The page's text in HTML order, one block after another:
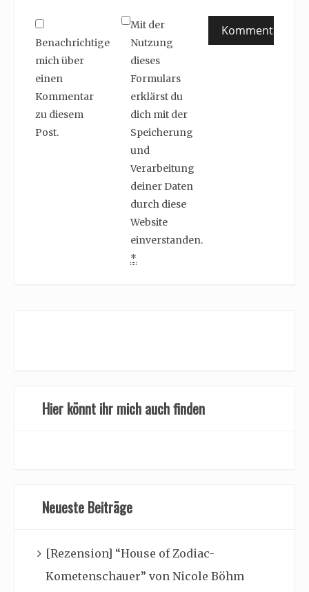
Benachrichtige
mich über
einen
Kommentar
zu diesem
Post.
Mit der
Nutzung
dieses
Formulars
erklärst du
dich mit der
Speicherung
und
Verarbeitung
deiner Daten
durch diese
Website
einverstanden.
*
Hier könnt ihr mich auch finden
Neueste Beiträge
[Rezension] “House of Zodiac-
Kometenschauer” von Nicole Böhm